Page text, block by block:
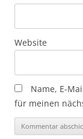
Website
Name, E-
für meinen